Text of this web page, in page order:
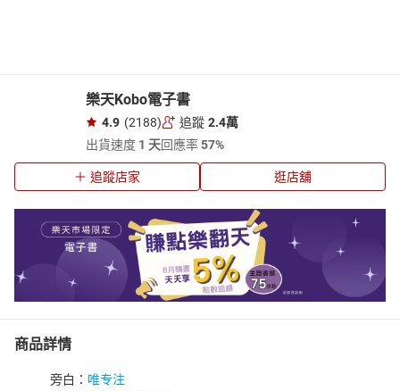
樂天Kobo電子書
4.9 (2188) 追蹤 2.4萬
出貨速度 1 天回應率57%
追蹤店家 逛店舖
商品詳情
旁白： 唯专注